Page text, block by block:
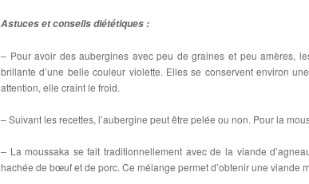
Astuces et conseils diététiques :
– Pour avoir des aubergines avec peu de graines et peu amères,
brillante d’une belle couleur violette. Elles se conservent environ
attention, elle craint le froid.
– Suivant les recettes, l’aubergine peut être pelée ou non. Pour la
– La moussaka se fait traditionnellement avec de la viande
hachée de bœuf et de porc. Ce mélange permet d’obtenir une viande